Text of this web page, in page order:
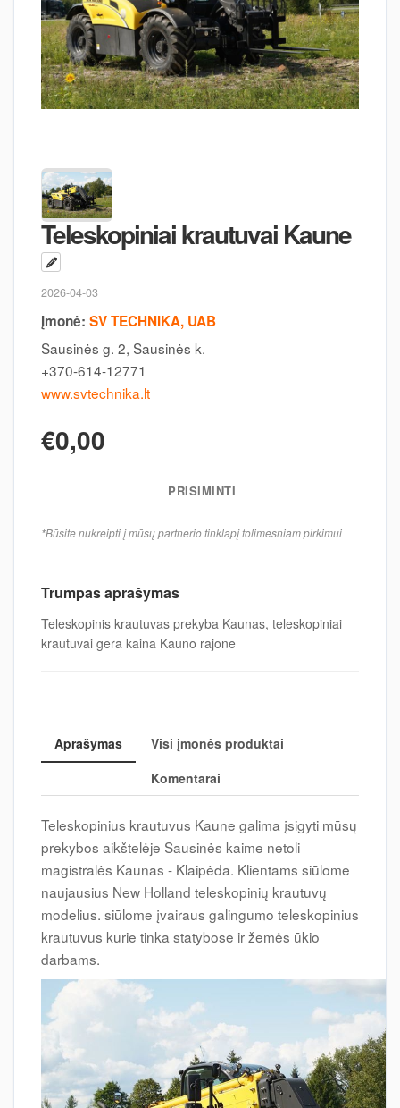
Teleskopiniai krautuvai Kaune
2026-04-03
Įmonė: SV TECHNIKA, UAB
Sausinės g. 2, Sausinės k.
+370-614-12771
www.svtechnika.lt
€0,00
PRISIMINTI
*Būsite nukreipti į mūsų partnerio tinklapį tolimesniam pirkimui
Trumpas aprašymas
Teleskopinis krautuvas prekyba Kaunas, teleskopiniai
krautuvai gera kaina Kauno rajone
Aprašymas
Visi įmonės produktai
Komentarai
Teleskopinius krautuvus Kaune galima įsigyti mūsų
prekybos aikštelėje Sausinės kaime netoli
magistralės Kaunas - Klaipėda. Klientams siūlome
naujausius New Holland teleskopinių krautuvų
modelius. siūlome įvairaus galingumo teleskopinius
krautuvus kurie tinka statybose ir žemės ūkio
darbams.